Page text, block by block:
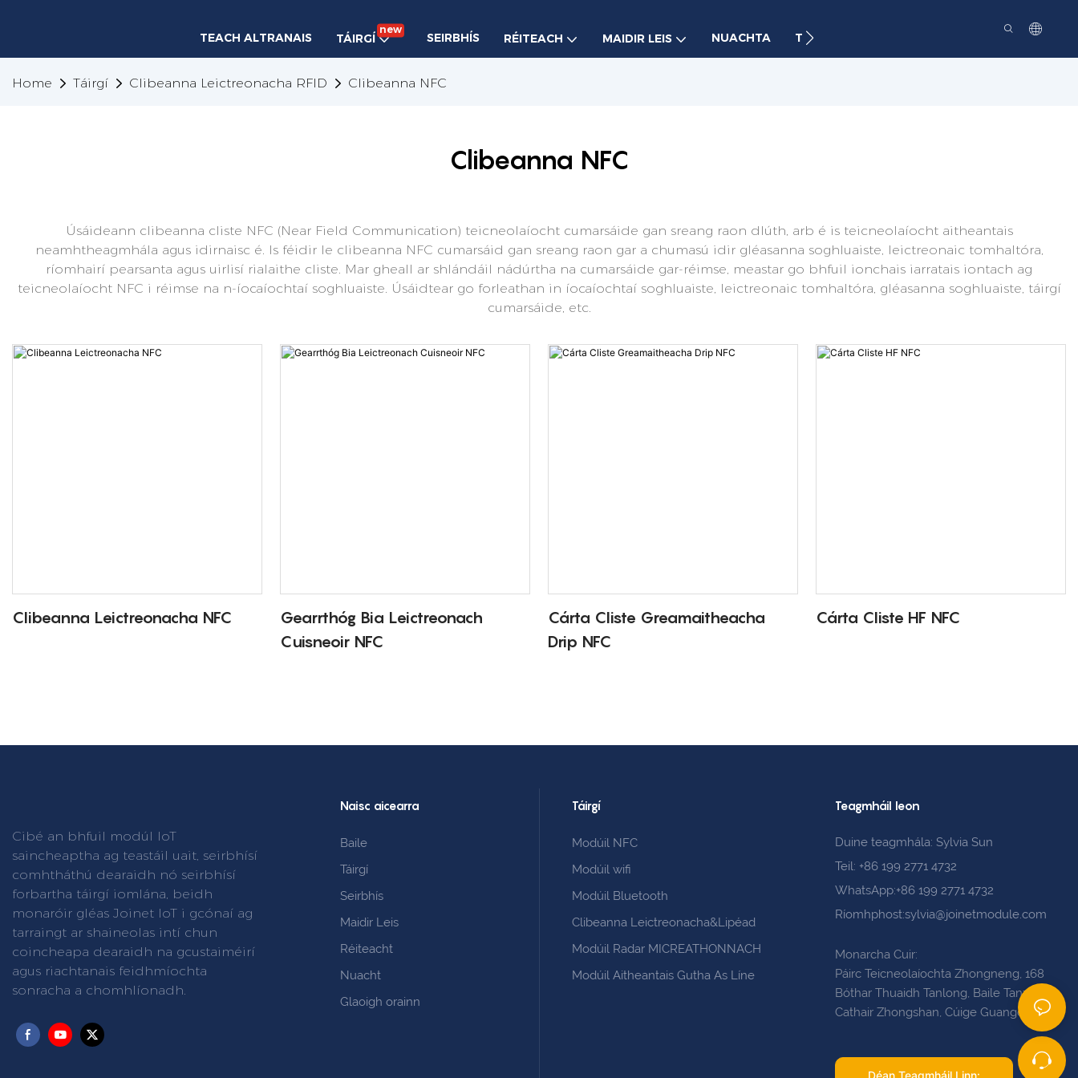
TEACH ALTRANAIS TÁIRGÍ
new
SEIRBHÍS RÉITEACH MAIDIR LEIS NUACHTA TEAGMHÁIL
Home Táirgí Clibeanna Leictreonacha RFID Clibeanna NFC
Clibeanna NFC
Úsáideann clibeanna cliste NFC (Near Field Communication) teicneolaíocht cumarsáide gan sreang raon dlúth, arb é is teicneolaíocht aitheantais
neamhtheagmhála agus idirnaisc é. Is féidir le clibeanna NFC cumarsáid gan sreang raon gar a chumasú idir gléasanna soghluaiste, leictreonaic tomhaltóra,
ríomhairí pearsanta agus uirlisí rialaithe cliste. Mar gheall ar shlándáil nádúrtha na cumarsáide gar-réimse, meastar go bhfuil ionchais iarratais iontach ag
teicneolaíocht NFC i réimse na n-íocaíochtaí soghluaiste. Úsáidtear go forleathan in íocaíochtaí soghluaiste, leictreonaic tomhaltóra, gléasanna soghluaiste, táirgí
cumarsáide, etc.
Clibeanna Leictreonacha NFC
Gearrthóg Bia Leictreonach
Cuisneoir NFC
Cárta Cliste Greamaitheacha
Drip NFC
Cárta Cliste HF NFC
Cibé an bhfuil modúl IoT
saincheaptha ag teastáil uait, seirbhísí
comhtháthú dearaidh nó seirbhísí
forbartha táirgí iomlána, beidh
monaróir gléas Joinet IoT i gcónaí ag
tarraingt ar shaineolas intí chun
coincheapa dearaidh na gcustaiméirí
agus riachtanais feidhmíochta
sonracha a chomhlíonadh.
Naisc aicearra
Baile
Táirgí
Seirbhís
Maidir Leis
Réiteacht
Nuacht
Glaoigh orainn
Táirgí
Modúil NFC
Modúil wifi
Modúil Bluetooth
Clibeanna Leictreonacha&Lipéad
Modúil Radar MICREATHONNACH
Modúil Aitheantais Gutha As Líne
Teagmháil leon
Duine teagmhála: Sylvia Sun
Teil: +86 199 2771 4732
WhatsApp:+86 199 2771 4732
Ríomhphost:sylvia@joinetmodule.com
Monarcha Cuir:
Páirc Teicneolaíochta Zhongneng, 168
Bóthar Thuaidh Tanlong, Baile Tanzhou,
Cathair Zhongshan, Cúige Guangdong
Déan Teagmháil Linn: